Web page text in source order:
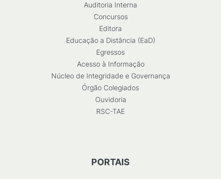
Auditoria Interna
Concursos
Editora
Educação a Distância (EaD)
Egressos
Acesso à Informação
Núcleo de Integridade e Governança
Órgão Colegiados
Ouvidoria
RSC-TAE
PORTAIS